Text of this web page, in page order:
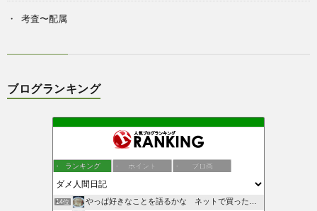
考査〜配属
ブログランキング
ランキング ポイント ブロ画
14位 やっぱ好きなことを語るかな ネットで買ったもの紹介してます